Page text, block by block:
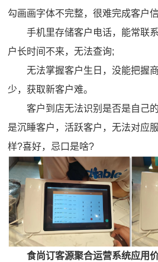
勾画画字体不完整，很难完成客户
手机里存储客户电话，能常联系
户长时间不来，无法查询;
无法掌握客户生日，没能把握商
少，获取新客户难。
客户到店无法识别是否是自己的
是沉睡客户，活跃客户，无法对应
样?喜好，忌口是啥?
食尚订客源聚合运营系统应用